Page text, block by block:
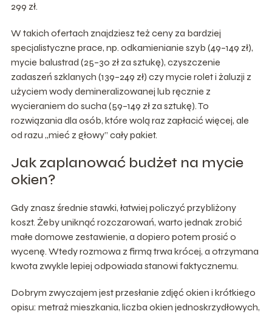
299 zł.
W takich ofertach znajdziesz też ceny za bardziej
specjalistyczne prace, np. odkamienianie szyb (49–149 zł),
mycie balustrad (25–30 zł za sztukę), czyszczenie
zadaszeń szklanych (139–249 zł) czy mycie rolet i żaluzji z
użyciem wody demineralizowanej lub ręcznie z
wycieraniem do sucha (59–149 zł za sztukę). To
rozwiązania dla osób, które wolą raz zapłacić więcej, ale
od razu „mieć z głowy” cały pakiet.
Jak zaplanować budżet na mycie
okien?
Gdy znasz średnie stawki, łatwiej policzyć przybliżony
koszt. Żeby uniknąć rozczarowań, warto jednak zrobić
małe domowe zestawienie, a dopiero potem prosić o
wycenę. Wtedy rozmowa z firmą trwa krócej, a otrzymana
kwota zwykle lepiej odpowiada stanowi faktycznemu.
Dobrym zwyczajem jest przesłanie zdjęć okien i krótkiego
opisu: metraż mieszkania, liczba okien jednoskrzydłowych,